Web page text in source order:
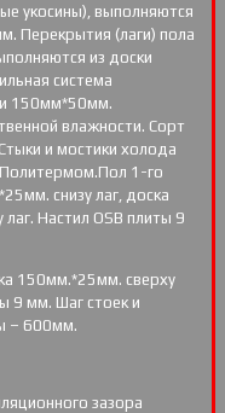
укосины), выполняются
Перекрытия (лаги) пола
из доски
система
150мм*50мм.
влажности. Сорт
и мостики холода
1-го
снизу лаг, доска
Настил OSB плиты 9
150мм.*25мм. сверху
9 мм. Шаг стоек и
– 600мм.
зазора